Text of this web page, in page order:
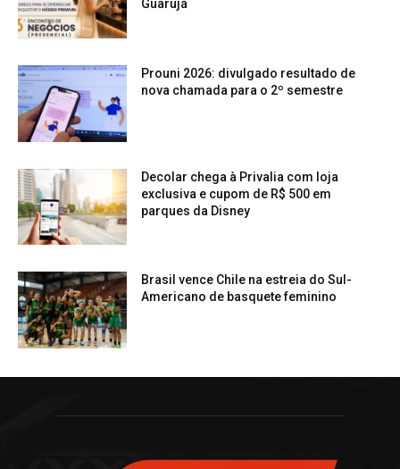
Guarujá
Prouni 2026: divulgado resultado de
nova chamada para o 2º semestre
Decolar chega à Privalia com loja
exclusiva e cupom de R$ 500 em
parques da Disney
Brasil vence Chile na estreia do Sul-
Americano de basquete feminino